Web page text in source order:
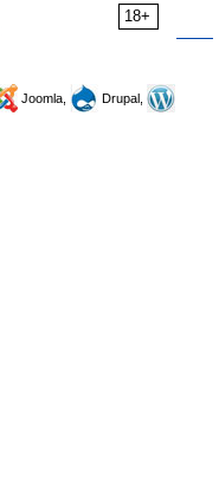
18+
Joomla,
Drupal,